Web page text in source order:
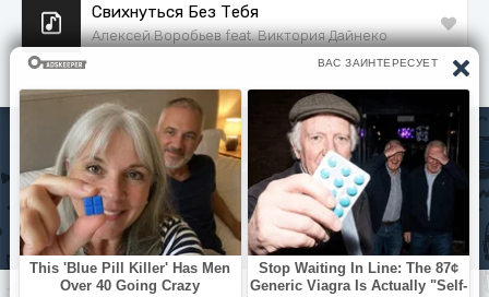
Свихнуться Без Тебя
Алексей Воробьев feat. Виктория Дайнеко
Исполнители
Политика конфиденциальности
Читать книги
© slova-pesni.com 2020 - 2026 По любым вопросам
оброащайтесь на почтуslovapesni.com@gmail.com